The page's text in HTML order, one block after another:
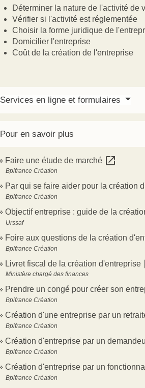
Déterminer la nature de l'activité de
Vérifier si l'activité est réglementée
Choisir la forme juridique de
Domicilier l'entreprise
Coût de la création de l'entreprise
Services en ligne et formulaires
Pour en savoir plus
Faire une étude de marché open_in_new
Bpifrance Création
Par qui se faire aider pour la création
Bpifrance Création
Objectif entreprise : guide de la
Urssaf
Foire aux questions de la création
Bpifrance Création
Livret fiscal de la création d'entreprise
Ministère chargé des finances
Prendre un congé pour créer son
Bpifrance Création
Création d'une entreprise par un
Bpifrance Création
Création d'entreprise par un
Bpifrance Création
Création d'entreprise par un
Bpifrance Création